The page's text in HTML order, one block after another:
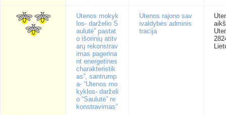
Utenos mokyk
los- darželio S
aulutė” pastat
o išorinių atitv
arų rekonstrav
imas pagerina
nt energetines
charakteristik
as”, santrump
a- “Utenos mo
kyklos- darželi
o “Saulutė” re
konstravimas”
Utenos rajono sav
ivaldybės adminis
tracija